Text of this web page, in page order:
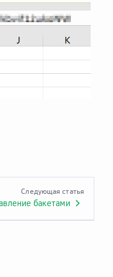
Следующая статья
бакетами